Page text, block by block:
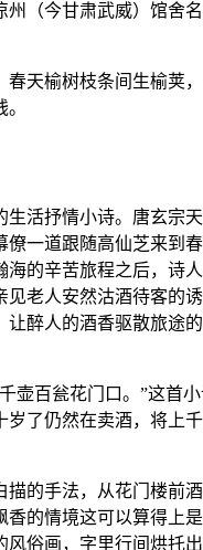
州（今甘肃武威）馆舍
天榆树枝条间生榆荚，
活抒情小诗。唐玄宗天
僚一道跟随高仙芝来到
海的辛苦旅程之后，诗
见老人安然沽酒待客的
让醉人的酒香驱散旅途
壶百瓮花门口。”这首
岁了仍然在卖酒，将上
描的手法，从花门楼前
香的情境这可以算得上
风俗画，字里行间烘托